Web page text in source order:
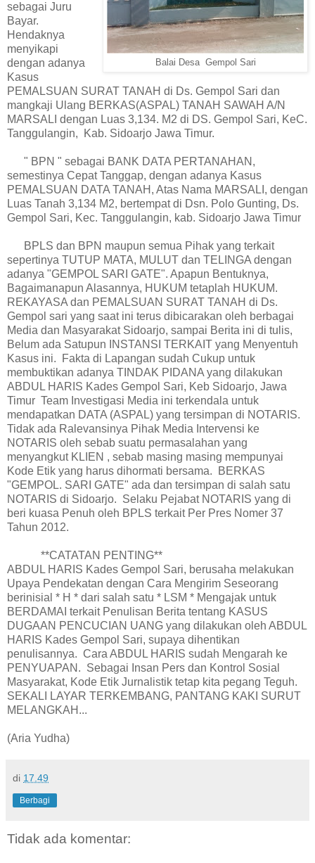
Balai Desa Gempol Sari
sebagai Juru
Bayar.
Hendaknya
menyikapi
dengan adanya
Kasus
PEMALSUAN SURAT TANAH di Ds. Gempol Sari dan
mangkaji Ulang BERKAS(ASPAL) TANAH SAWAH A/N
MARSALI dengan Luas 3,134. M2 di DS. Gempol Sari, KeC.
Tanggulangin, Kab. Sidoarjo Jawa Timur.
" BPN " sebagai BANK DATA PERTANAHAN,
semestinya Cepat Tanggap, dengan adanya Kasus
PEMALSUAN DATA TANAH, Atas Nama MARSALI, dengan
Luas Tanah 3,134 M2, bertempat di Dsn. Polo Gunting, Ds.
Gempol Sari, Kec. Tanggulangin, kab. Sidoarjo Jawa Timur
BPLS dan BPN maupun semua Pihak yang terkait
sepertinya TUTUP MATA, MULUT dan TELINGA dengan
adanya "GEMPOL SARI GATE". Apapun Bentuknya,
Bagaimanapun Alasannya, HUKUM tetaplah HUKUM.
REKAYASA dan PEMALSUAN SURAT TANAH di Ds.
Gempol sari yang saat ini terus dibicarakan oleh berbagai
Media dan Masyarakat Sidoarjo, sampai Berita ini di tulis,
Belum ada Satupun INSTANSI TERKAIT yang Menyentuh
Kasus ini. Fakta di Lapangan sudah Cukup untuk
membuktikan adanya TINDAK PIDANA yang dilakukan
ABDUL HARIS Kades Gempol Sari, Keb Sidoarjo, Jawa
Timur Team Investigasi Media ini terkendala untuk
mendapatkan DATA (ASPAL) yang tersimpan di NOTARIS.
Tidak ada Ralevansinya Pihak Media Intervensi ke
NOTARIS oleh sebab suatu permasalahan yang
menyangkut KLIEN , sebab masing masing mempunyai
Kode Etik yang harus dihormati bersama. BERKAS
"GEMPOL. SARI GATE" ada dan tersimpan di salah satu
NOTARIS di Sidoarjo. Selaku Pejabat NOTARIS yang di
beri kuasa Penuh oleh BPLS terkait Per Pres Nomer 37
Tahun 2012.
**CATATAN PENTING**
ABDUL HARIS Kades Gempol Sari, berusaha melakukan
Upaya Pendekatan dengan Cara Mengirim Seseorang
berinisial * H * dari salah satu * LSM * Mengajak untuk
BERDAMAI terkait Penulisan Berita tentang KASUS
DUGAAN PENCUCIAN UANG yang dilakukan oleh ABDUL
HARIS Kades Gempol Sari, supaya dihentikan
penulisannya. Cara ABDUL HARIS sudah Mengarah ke
PENYUAPAN. Sebagai Insan Pers dan Kontrol Sosial
Masyarakat, Kode Etik Jurnalistik tetap kita pegang Teguh.
SEKALI LAYAR TERKEMBANG, PANTANG KAKI SURUT
MELANGKAH...
(Aria Yudha)
di 17.49
Berbagi
Tidak ada komentar: